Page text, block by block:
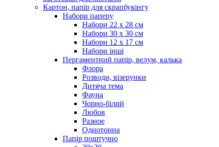
Картон, папір для скрапбукінгу
Набори паперу
Набори 22 х 28 см
Набори 30 х 30 см
Набори 12 х 17 см
Набори інші
Пергаментний папір, велум, калька
Флора
Розводи, візерунки
Дитяча тема
Фауна
Чорно-білий
Любов
Разное
Однотонна
Папір поштучно